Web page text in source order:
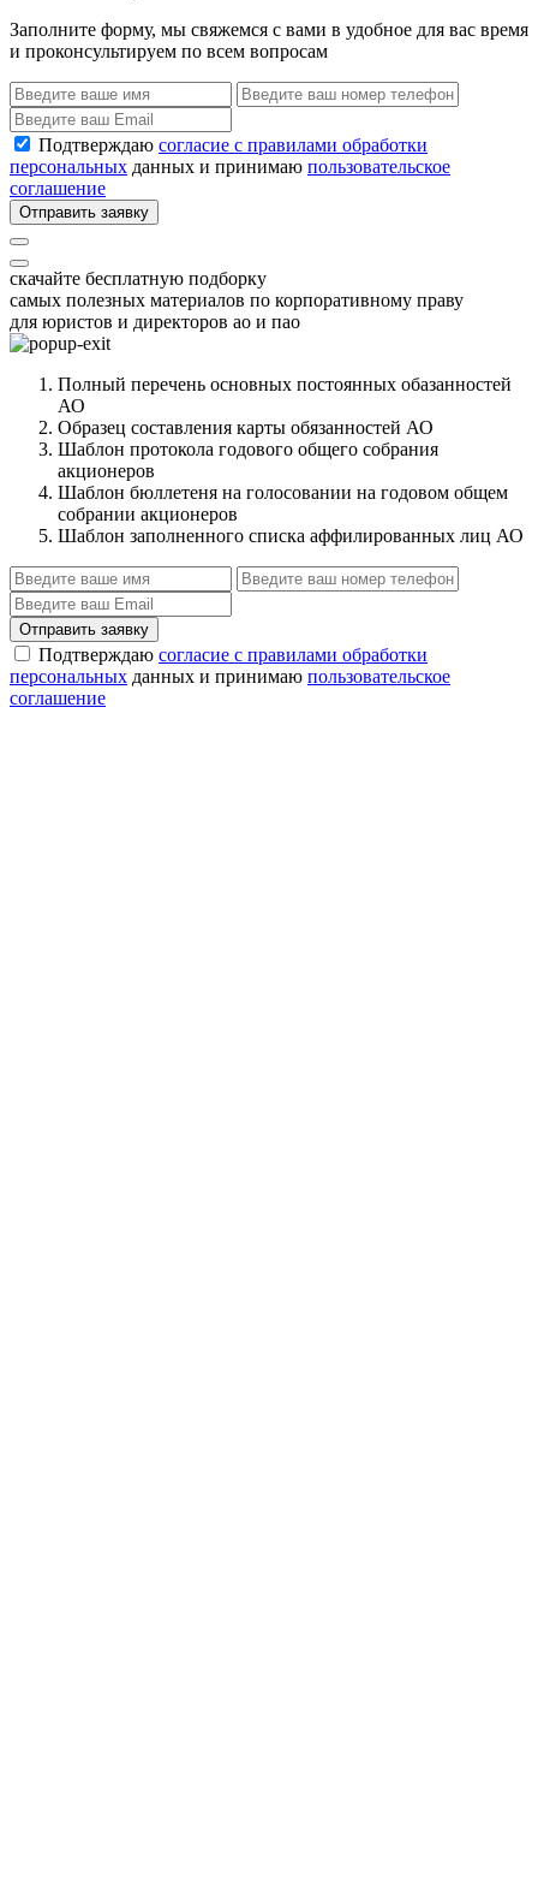
Заполните форму, мы свяжемся с вами в удобное для вас время
и проконсультируем по всем вопросам
Подтверждаю согласие с правилами обработки
персональных данных и принимаю пользовательское
соглашение
Отправить заявку
скачайте бесплатную подборку
самых полезных материалов по корпоративному праву
для юристов и директоров ао и пао
Полный перечень основных постоянных обазанностей
АО
Образец составления карты обязанностей АО
Шаблон протокола годового общего собрания
акционеров
Шаблон бюллетеня на голосовании на годовом общем
собрании акционеров
Шаблон заполненного списка аффилированных лиц АО
Отправить заявку
Подтверждаю согласие с правилами обработки
персональных данных и принимаю пользовательское
соглашение